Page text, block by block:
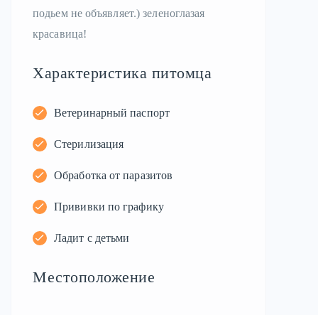
подьем не объявляет.) зеленоглазая
красавица!
Характеристика питомца
Ветеринарный паспорт
Стерилизация
Обработка от паразитов
Прививки по графику
Ладит с детьми
Местоположение